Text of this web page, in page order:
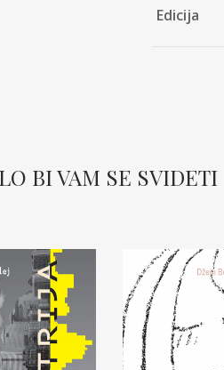
Edicija
BI VAM SE SVIDETI